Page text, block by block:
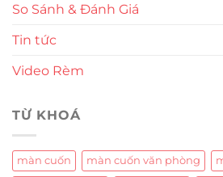
So Sánh & Đánh Giá
Tin tức
Video Rèm
TỪ KHOÁ
màn cuốn màn cuốn văn phòng